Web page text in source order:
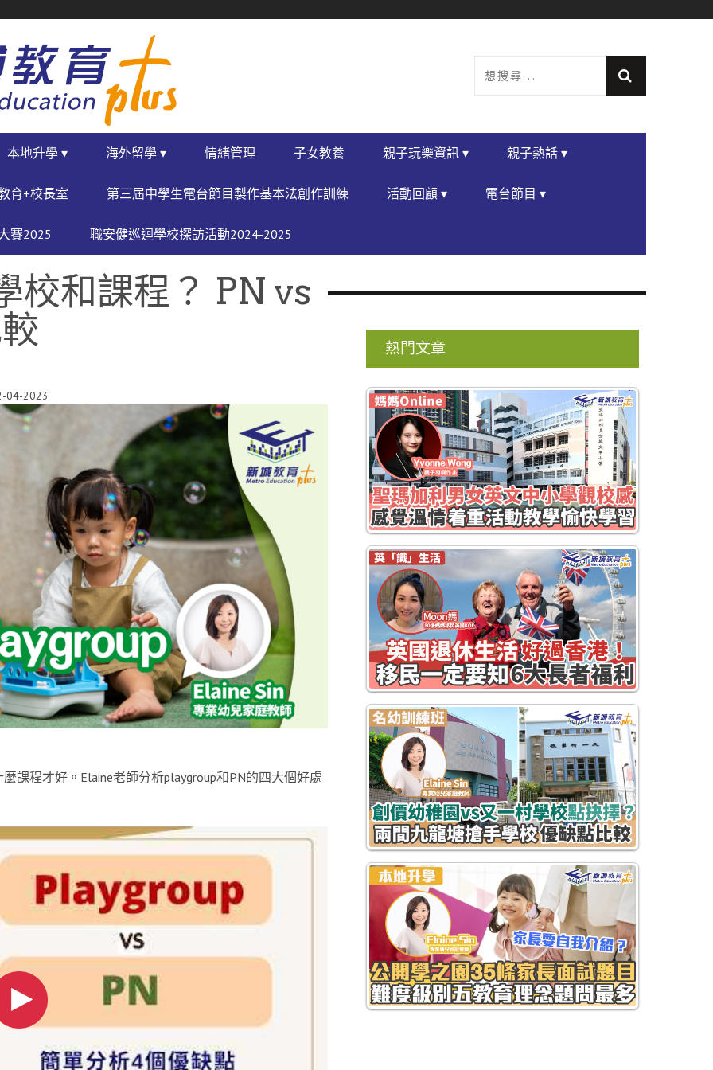
本地升學 ▾ 海外留學 ▾ 情緒管理 子女教養 親子玩樂資訊 ▾ 親子熱話 ▾
育+校長室 第三屆中學生電台節目製作基本法創作訓練 活動回顧 ▾ 電台節目 ▾
賽2025 職安健巡迴學校探訪活動2024-2025
校和課程？ PN vs
04-2023
課程才好。Elaine老師分析playgroup和PN的四大個好處
熱門文章